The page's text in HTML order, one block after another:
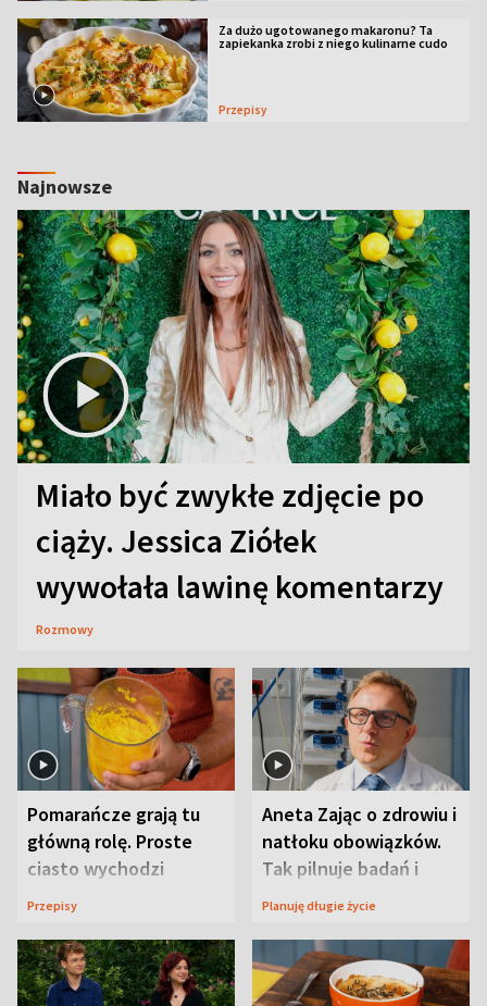
Za dużo ugotowanego makaronu? Ta
zapiekanka zrobi z niego kulinarne cudo
Przepisy
Najnowsze
Miało być zwykłe zdjęcie po
ciąży. Jessica Ziółek
wywołała lawinę komentarzy
Rozmowy
Pomarańcze grają tu
główną rolę. Proste
ciasto wychodzi
wyjątkowo wilgotne
Przepisy
Aneta Zając o zdrowiu i
natłoku obowiązków.
Tak pilnuje badań i
wizyt
Planuję długie życie